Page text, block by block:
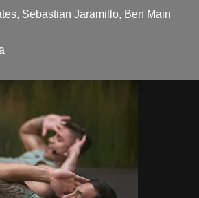
Sebastian Jaramillo, Ben Main